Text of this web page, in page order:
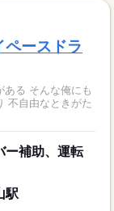
ペースドラ
ある そんな俺にも
不自由なときがた
ー補助、運転
駅